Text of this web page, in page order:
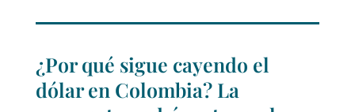
¿Por qué sigue cayendo el
dólar en Colombia? La